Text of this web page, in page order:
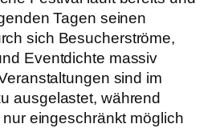
Tagen seinen
sich Besucherströme,
Eventdichte massiv
sind im
ausgelastet, während
eingeschränkt möglich